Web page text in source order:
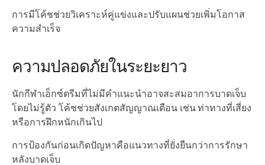
การมีโค้ชช่วยวิเคราะห์คู่แข่งและปรับแผนช่วยเพิ่มโอกาส
ความสำเร็จ
ความปลอดภัยในระยะยาว
นักกีฬาเอ็กซ์ตรีมที่ไม่มีคำแนะนำอาจสะสมอาการบาดเจ็บ
โดยไม่รู้ตัว โค้ชช่วยสังเกตสัญญาณเตือน เช่น ท่าทางที่เสี่ยง
หรือการฝึกหนักเกินไป
การป้องกันก่อนเกิดปัญหาคือแนวทางที่ยั่งยืนกว่าการรักษา
หลังบาดเจ็บ